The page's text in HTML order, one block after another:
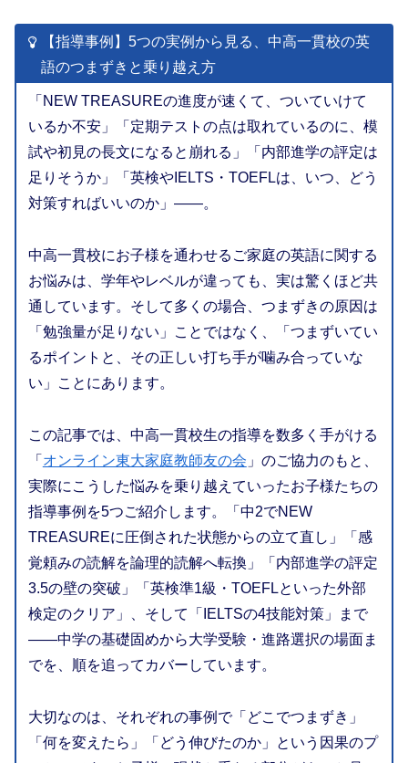
【指導事例】5つの実例から見る、中高一貫校の英
語のつまずきと乗り越え方
「NEW TREASUREの進度が速くて、ついていけて
いるか不安」「定期テストの点は取れているのに、模
試や初見の長文になると崩れる」「内部進学の評定は
足りそうか」「英検やIELTS・TOEFLは、いつ、どう
対策すればいいのか」――。
中高一貫校にお子様を通わせるご家庭の英語に関する
お悩みは、学年やレベルが違っても、実は驚くほど共
通しています。そして多くの場合、つまずきの原因は
「勉強量が足りない」ことではなく、「つまずいてい
るポイントと、その正しい打ち手が噛み合っていな
い」ことにあります。
この記事では、中高一貫校生の指導を数多く手がける
「 オンライン東大家庭教師友の会 」のご協力のもと、
実際にこうした悩みを乗り越えていったお子様たちの
指導事例を5つご紹介します。「中2でNEW
TREASUREに圧倒された状態からの立て直し」「感
覚頼みの読解を論理的読解へ転換」「内部進学の評定
3.5の壁の突破」「英検準1級・TOEFLといった外部
検定のクリア」、そして「IELTSの4技能対策」まで
――中学の基礎固めから大学受験・進路選択の場面ま
でを、順を追ってカバーしています。
大切なのは、それぞれの事例で「どこでつまずき」
「何を変えたら」「どう伸びたのか」という因果のプ